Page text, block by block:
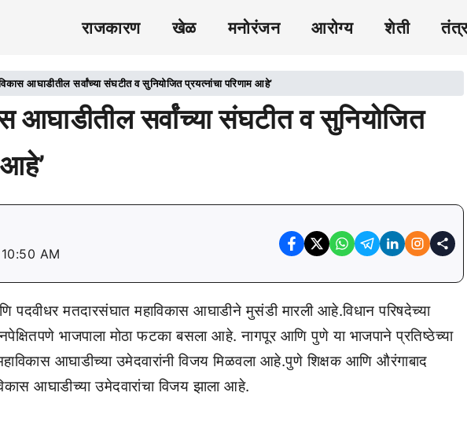
राजकारण खेळ मनोरंजन आरोग्य शेती
आघाडीतील सर्वांच्या संघटीत व सुनियोजित प्रयत्नांचा परिणाम आहे’
आघाडीतील सर्वांच्या संघटीत व सुनियोजित
AM
पदवीधर मतदारसंघात महाविकास आघाडीने मुसंडी मारली आहे.विधान परिषदेच्या
भाजपाला मोठा फटका बसला आहे. नागपूर आणि पुणे या भाजपाने प्रतिष्ठेच्या
आघाडीच्या उमेदवारांनी विजय मिळवला आहे.पुणे शिक्षक आणि औरंगाबाद
आघाडीच्या उमेदवारांचा विजय झाला आहे.